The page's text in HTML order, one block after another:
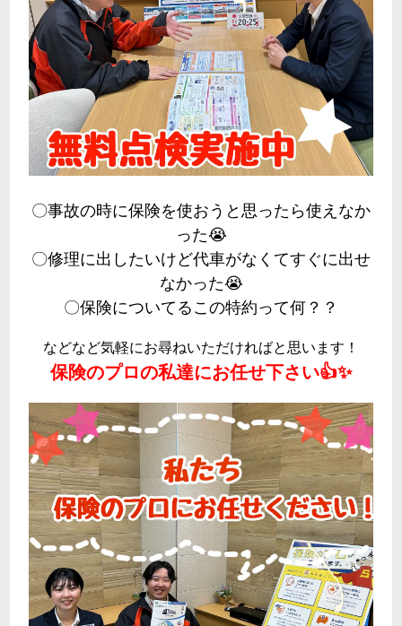
〇事故の時に保険を使おうと思ったら使えなか
った😭
〇修理に出したいけど代車がなくてすぐに出せ
なかった😭
〇保険についてるこの特約って何？？
などなど気軽にお尋ねいただければと思います！
保険のプロの私達にお任せ下さい👍✨